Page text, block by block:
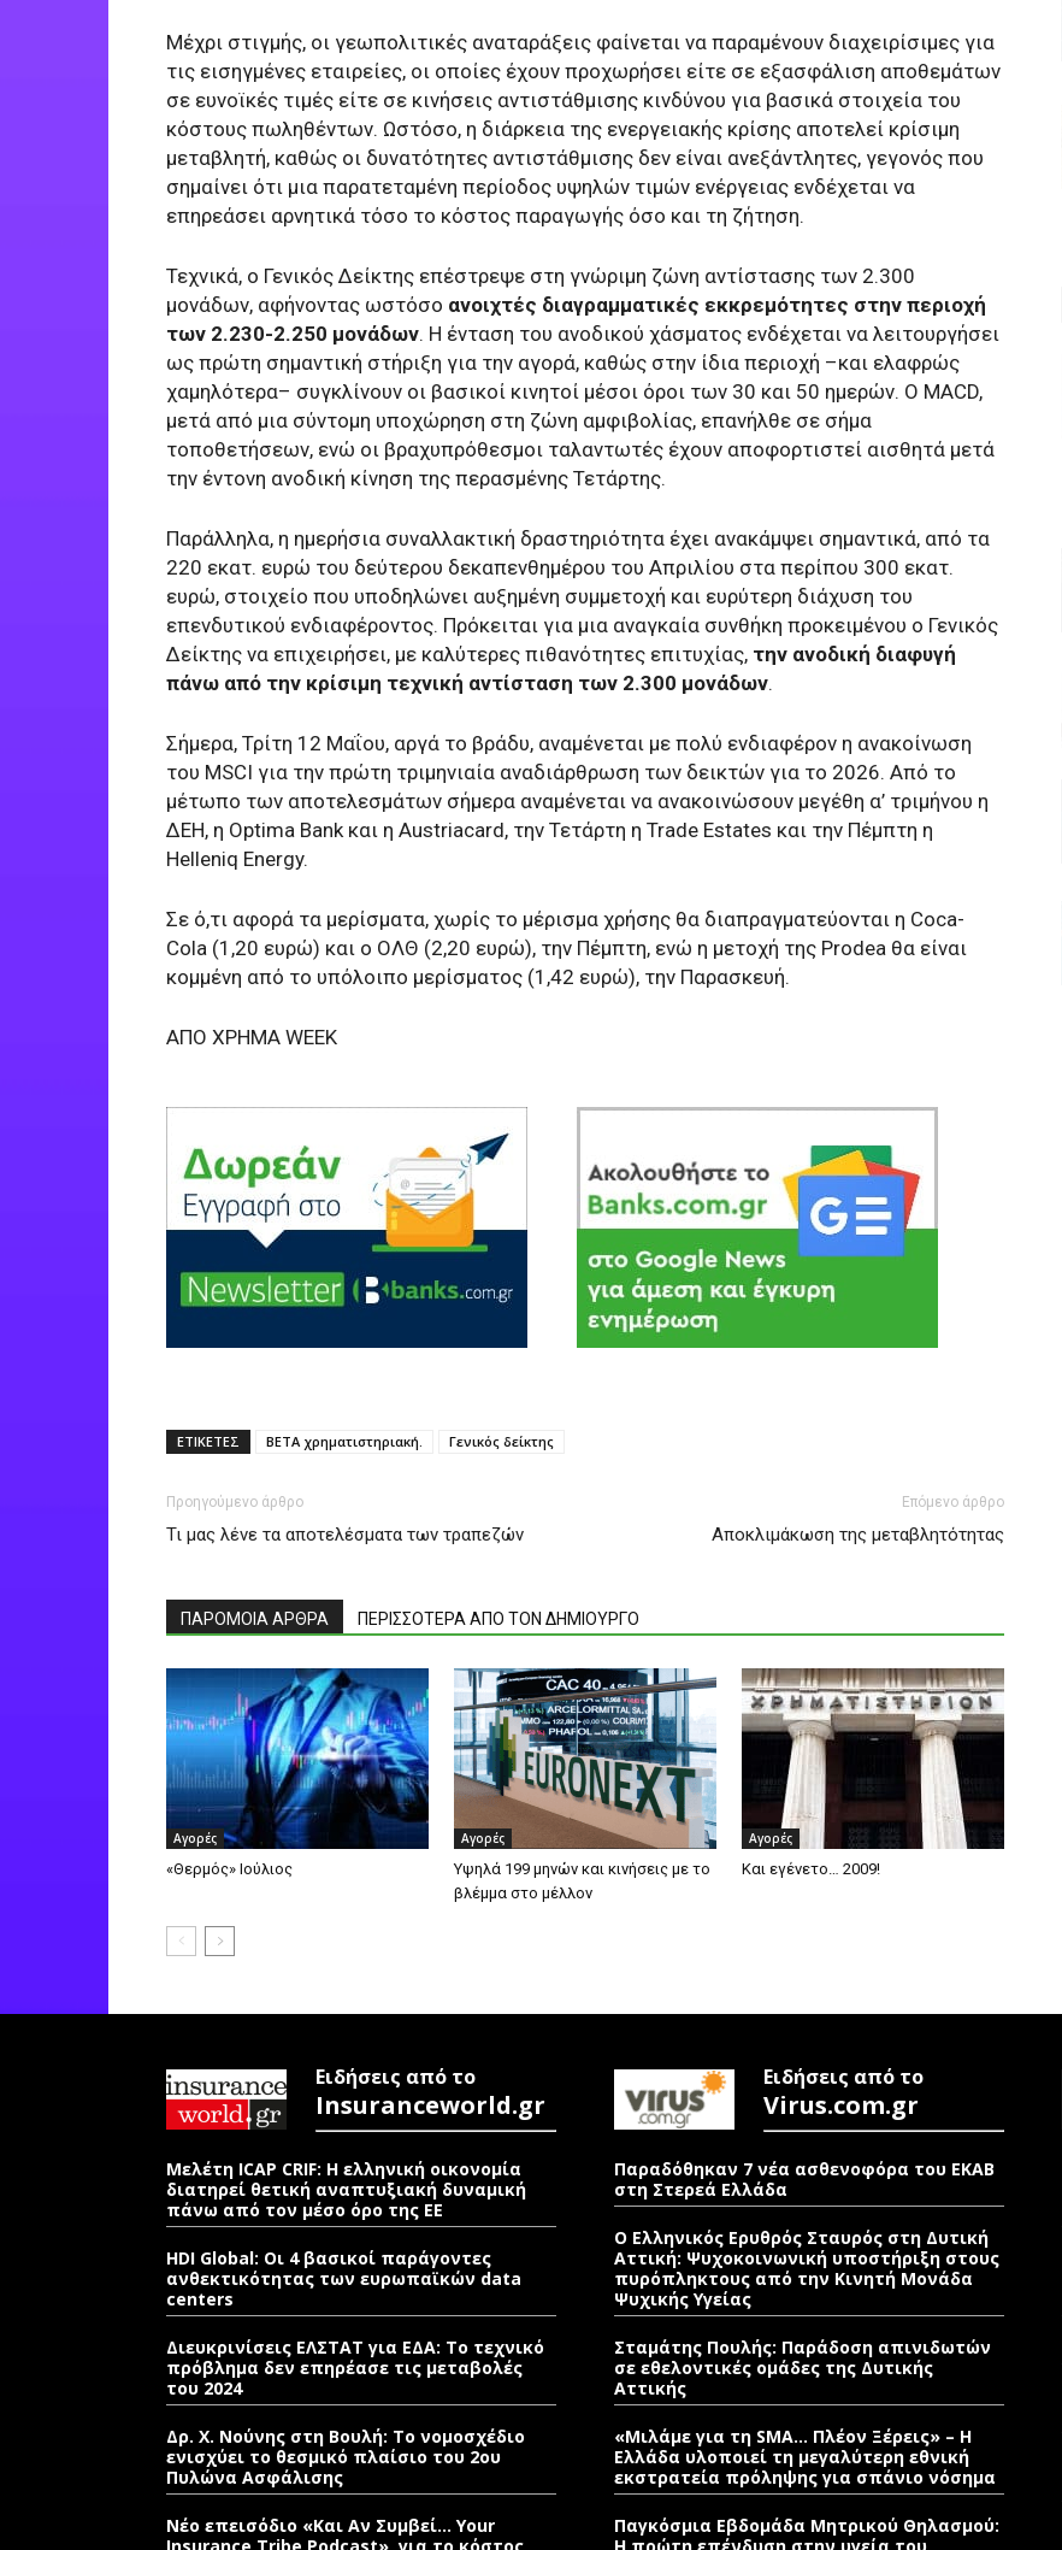
Μέχρι στιγμής, οι γεωπολιτικές αναταράξεις φαίνεται να παραμένουν διαχειρίσιμες για
τις εισηγμένες εταιρείες, οι οποίες έχουν προχωρήσει είτε σε εξασφάλιση αποθεμάτων
σε ευνοϊκές τιμές είτε σε κινήσεις αντιστάθμισης κινδύνου για βασικά στοιχεία του
κόστους πωληθέντων. Ωστόσο, η διάρκεια της ενεργειακής κρίσης αποτελεί κρίσιμη
μεταβλητή, καθώς οι δυνατότητες αντιστάθμισης δεν είναι ανεξάντλητες, γεγονός που
σημαίνει ότι μια παρατεταμένη περίοδος υψηλών τιμών ενέργειας ενδέχεται να
επηρεάσει αρνητικά τόσο το κόστος παραγωγής όσο και τη ζήτηση.
Τεχνικά, ο Γενικός Δείκτης επέστρεψε στη γνώριμη ζώνη αντίστασης των 2.300
μονάδων, αφήνοντας ωστόσο ανοιχτές διαγραμματικές εκκρεμότητες στην περιοχή
των 2.230-2.250 μονάδων. Η ένταση του ανοδικού χάσματος ενδέχεται να λειτουργήσει
ως πρώτη σημαντική στήριξη για την αγορά, καθώς στην ίδια περιοχή –και ελαφρώς
χαμηλότερα– συγκλίνουν οι βασικοί κινητοί μέσοι όροι των 30 και 50 ημερών. Ο MACD,
μετά από μια σύντομη υποχώρηση στη ζώνη αμφιβολίας, επανήλθε σε σήμα
τοποθετήσεων, ενώ οι βραχυπρόθεσμοι ταλαντωτές έχουν αποφορτιστεί αισθητά μετά
την έντονη ανοδική κίνηση της περασμένης Τετάρτης.
Παράλληλα, η ημερήσια συναλλακτική δραστηριότητα έχει ανακάμψει σημαντικά, από τα
220 εκατ. ευρώ του δεύτερου δεκαπενθημέρου του Απριλίου στα περίπου 300 εκατ.
ευρώ, στοιχείο που υποδηλώνει αυξημένη συμμετοχή και ευρύτερη διάχυση του
επενδυτικού ενδιαφέροντος. Πρόκειται για μια αναγκαία συνθήκη προκειμένου ο Γενικός
Δείκτης να επιχειρήσει, με καλύτερες πιθανότητες επιτυχίας, την ανοδική διαφυγή
πάνω από την κρίσιμη τεχνική αντίσταση των 2.300 μονάδων.
Σήμερα, Τρίτη 12 Μαΐου, αργά το βράδυ, αναμένεται με πολύ ενδιαφέρον η ανακοίνωση
του MSCI για την πρώτη τριμηνιαία αναδιάρθρωση των δεικτών για το 2026. Από το
μέτωπο των αποτελεσμάτων σήμερα αναμένεται να ανακοινώσουν μεγέθη α’ τριμήνου η
ΔΕΗ, η Optima Bank και η Austriacard, την Τετάρτη η Trade Estates και την Πέμπτη η
Helleniq Energy.
Σε ό,τι αφορά τα μερίσματα, χωρίς το μέρισμα χρήσης θα διαπραγματεύονται η Coca-
Cola (1,20 ευρώ) και ο ΟΛΘ (2,20 ευρώ), την Πέμπτη, ενώ η μετοχή της Prodea θα είναι
κομμένη από το υπόλοιπο μερίσματος (1,42 ευρώ), την Παρασκευή.
AΠΟ ΧΡΗΜΑ WEEK
ΕΤΙΚΕΤΕΣ ΒΕΤΑ χρηματιστηριακή. Γενικός δείκτης
Προηγούμενο άρθρο
Τι μας λένε τα αποτελέσματα των τραπεζών
Επόμενο άρθρο
Αποκλιμάκωση της μεταβλητότητας
ΠΑΡΟΜΟΙΑ ΑΡΘΡΑ ΠΕΡΙΣΣΟΤΕΡΑ ΑΠΟ ΤΟΝ ΔΗΜΙΟΥΡΓΟ
Αγορές
«Θερμός» Ιούλιος
Αγορές
Υψηλά 199 μηνών και κινήσεις με το
βλέμμα στο μέλλον
Αγορές
Και εγένετο… 2009!
Ειδήσεις από το
Insuranceworld.gr
Μελέτη ICAP CRIF: Η ελληνική οικονομία
διατηρεί θετική αναπτυξιακή δυναμική
πάνω από τον μέσο όρο της ΕΕ
HDI Global: Οι 4 βασικοί παράγοντες
ανθεκτικότητας των ευρωπαϊκών data
centers
Διευκρινίσεις ΕΛΣΤΑΤ για ΕΔΑ: Το τεχνικό
πρόβλημα δεν επηρέασε τις μεταβολές
του 2024
Δρ. Χ. Νούνης στη Βουλή: Το νομοσχέδιο
ενισχύει το θεσμικό πλαίσιο του 2ου
Πυλώνα Ασφάλισης
Νέο επεισόδιο «Και Αν Συμβεί… Your
Ειδήσεις από το
Virus.com.gr
Παραδόθηκαν 7 νέα ασθενοφόρα του ΕΚΑΒ
στη Στερεά Ελλάδα
Ο Ελληνικός Ερυθρός Σταυρός στη Δυτική
Αττική: Ψυχοκοινωνική υποστήριξη στους
πυρόπληκτους από την Κινητή Μονάδα
Ψυχικής Υγείας
Σταμάτης Πουλής: Παράδοση απινιδωτών
σε εθελοντικές ομάδες της Δυτικής
Αττικής
«Μιλάμε για τη SMA… Πλέον Ξέρεις» – Η
Ελλάδα υλοποιεί τη μεγαλύτερη εθνική
εκστρατεία πρόληψης για σπάνιο νόσημα
Παγκόσμια Εβδομάδα Μητρικού Θηλασμού: